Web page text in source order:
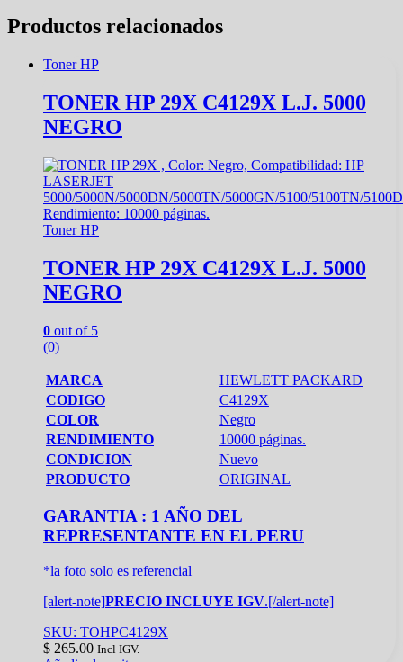
Productos relacionados
Toner HP
TONER HP 29X C4129X L.J. 5000
NEGRO
Toner HP
TONER HP 29X C4129X L.J. 5000
NEGRO
0 out of 5
(0)
MARCA
HEWLETT PACKARD
CODIGO
C4129X
COLOR
Negro
RENDIMIENTO
10000 páginas.
CONDICION
Nuevo
PRODUCTO
ORIGINAL
GARANTIA : 1 AÑO DEL
REPRESENTANTE EN EL PERU
*la foto solo es referencial
[alert-note]PRECIO INCLUYE IGV.[/alert-note]
SKU: TOHPC4129X
$ 265.00 Incl IGV.